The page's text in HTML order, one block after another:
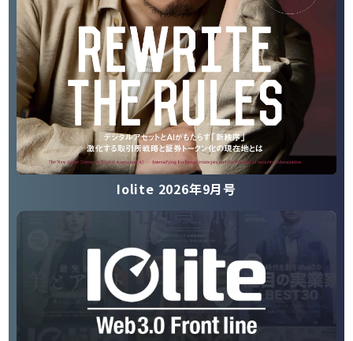
Iolite 2026年9月号